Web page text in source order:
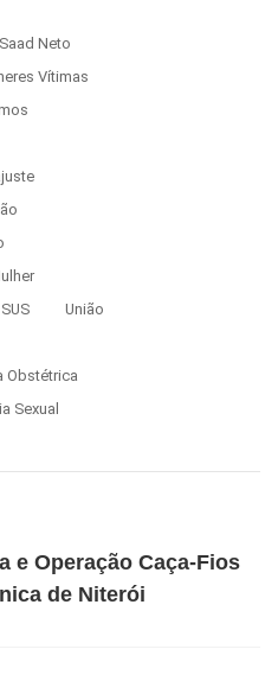
Neto
Vítimas
SUS
União
Obstétrica
Sexual
e Operação Caça-Fios
de Niterói